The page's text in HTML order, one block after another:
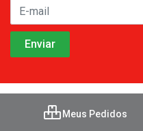
Meus Pedidos